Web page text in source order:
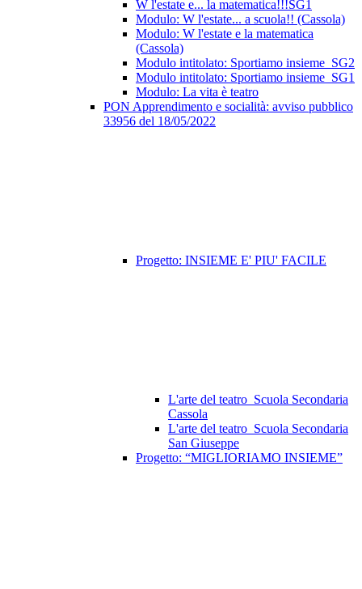
W l'estate e... la matematica!!!SG1
Modulo: W l'estate... a scuola!! (Cassola)
Modulo: W l'estate e la matematica
(Cassola)
Modulo intitolato: Sportiamo insieme_SG2
Modulo intitolato: Sportiamo insieme_SG1
Modulo: La vita è teatro
PON Apprendimento e socialità: avviso pubblico
33956 del 18/05/2022
Progetto: INSIEME E' PIU' FACILE
L'arte del teatro_Scuola Secondaria
Cassola
L'arte del teatro_Scuola Secondaria
San Giuseppe
Progetto: “MIGLIORIAMO INSIEME”